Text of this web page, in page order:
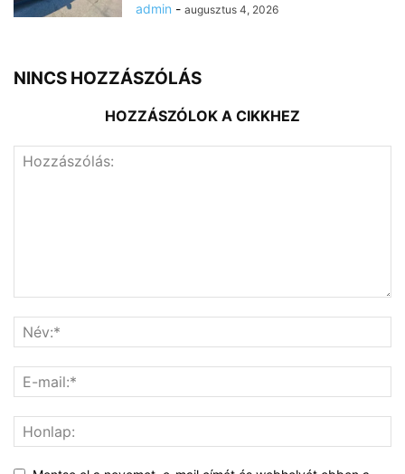
admin - augusztus 4, 2026
NINCS HOZZÁSZÓLÁS
HOZZÁSZÓLOK A CIKKHEZ